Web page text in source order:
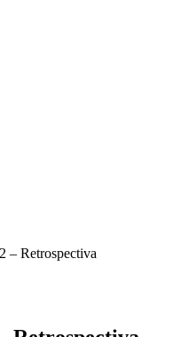
– Retrospectiva